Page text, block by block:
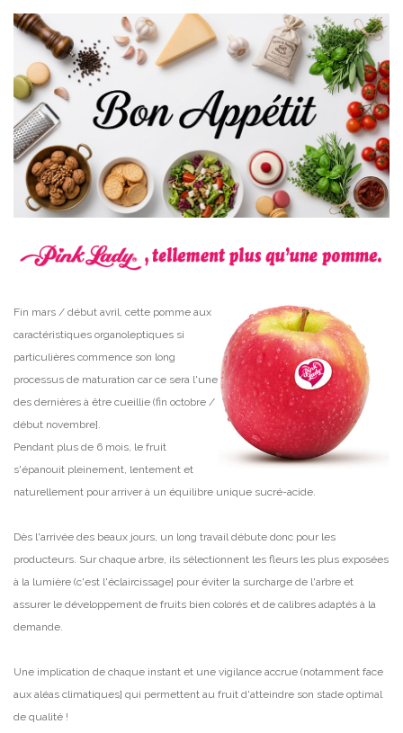
Fin mars / début avril, cette pomme aux
caractéristiques organoleptiques si
particulières commence son long
processus de maturation car ce sera l'une
des dernières à être cueillie (fin octobre /
début novembre].
Pendant plus de 6 mois, le fruit
s'épanouit pleinement, lentement et
naturellement pour arriver à un équilibre unique sucré-acide.
Dès l'arrivée des beaux jours, un long travail débute donc pour les
producteurs. Sur chaque arbre, ils sélectionnent les fleurs les plus exposées
à la lumière (c'est l'éclaircissage] pour éviter la surcharge de l'arbre et
assurer le développement de fruits bien colorés et de calibres adaptés à la
demande.
Une implication de chaque instant et une vigilance accrue (notamment face
aux aléas climatiques] qui permettent au fruit d'atteindre son stade optimal
de qualité !